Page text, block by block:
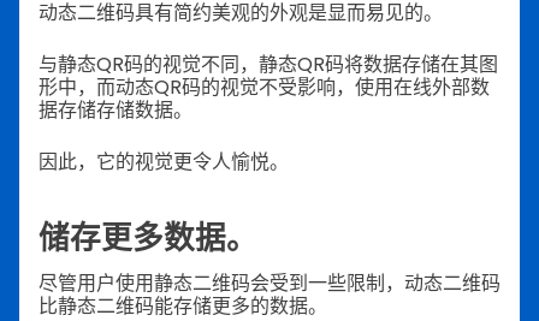
动态二维码具有简约美观的外观是显而易见的。
与静态QR码的视觉不同，静态QR码将数据存储在其图
形中，而动态QR码的视觉不受影响，使用在线外部数
据存储存储数据。
因此，它的视觉更令人愉悦。
储存更多数据。
尽管用户使用静态二维码会受到一些限制，动态二维码
比静态二维码能存储更多的数据。